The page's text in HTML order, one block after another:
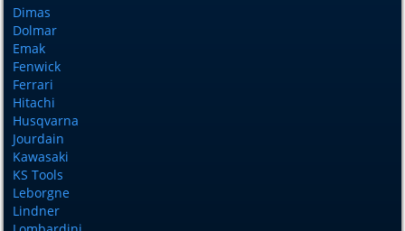
Dimas
Dolmar
Emak
Fenwick
Ferrari
Hitachi
Husqvarna
Jourdain
Kawasaki
KS Tools
Leborgne
Lindner